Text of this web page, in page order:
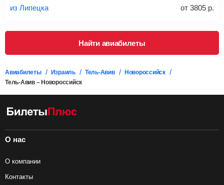
Подробная информация о перевозке багажа и его габаритах
из Липецка
от 3805 р.
Найти авиабилеты
Авиабилеты Израиль Тель-Авив
Новороссийск
Тель-Авив – Новороссийск
О нас
О компании
Контакты